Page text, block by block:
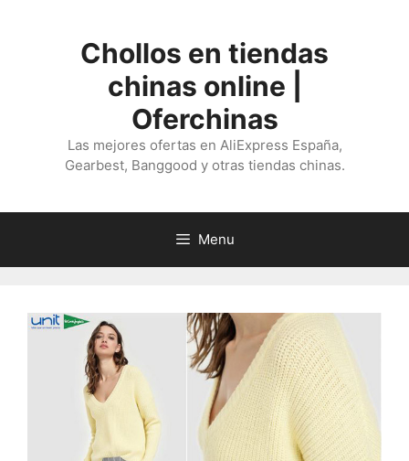
Chollos en tiendas
chinas online |
Oferchinas
Las mejores ofertas en AliExpress España,
Gearbest, Banggood y otras tiendas chinas.
Menu